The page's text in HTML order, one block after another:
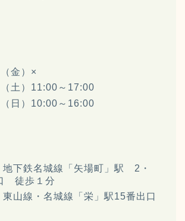
金）×
土） 11:00～17:00
日） 10:00～16:00
地下鉄名城線「矢場町」駅 2・
徒歩１分
東山線・名城線「栄」駅15番出口